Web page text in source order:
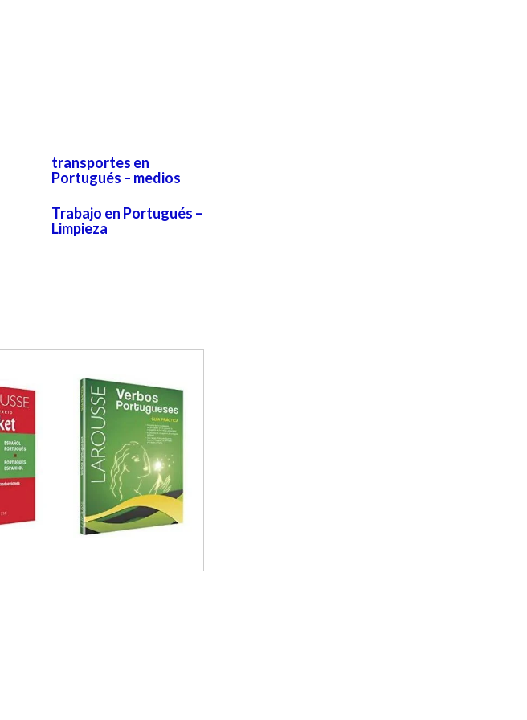
transportes en
Portugués – medios
Trabajo en Portugués –
Limpieza